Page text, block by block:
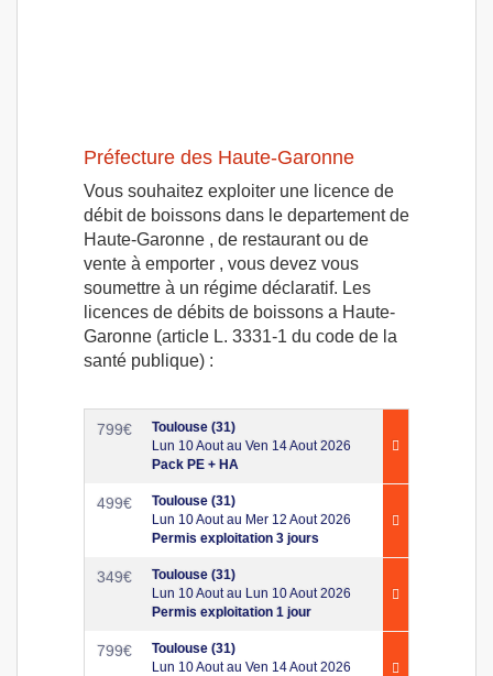
Préfecture des Haute-Garonne
Vous souhaitez exploiter une licence de
débit de boissons dans le departement de
Haute-Garonne , de restaurant ou de
vente à emporter , vous devez vous
soumettre à un régime déclaratif. Les
licences de débits de boissons a Haute-
Garonne (article L. 3331-1 du code de la
santé publique) :
799€
Toulouse (31)
Lun 10 Aout au Ven 14 Aout 2026
Pack PE + HA
499€
Toulouse (31)
Lun 10 Aout au Mer 12 Aout 2026
Permis exploitation 3 jours
349€
Toulouse (31)
Lun 10 Aout au Lun 10 Aout 2026
Permis exploitation 1 jour
799€
Toulouse (31)
Lun 10 Aout au Ven 14 Aout 2026